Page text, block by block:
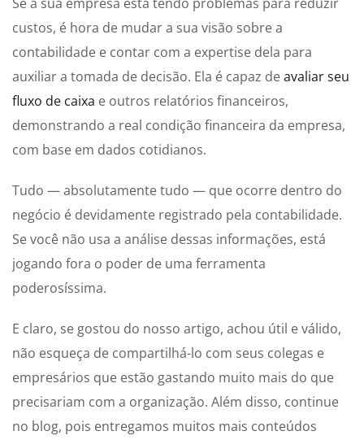
custos, é hora de mudar a sua visão sobre a
contabilidade e contar com a expertise dela para
auxiliar a tomada de decisão. Ela é capaz deavaliar seu
fluxo de caixa e outros relatórios financeiros,
demonstrando a real condição financeira da empresa,
com base em dados cotidianos.
Tudo — absolutamente tudo — que ocorre dentro do
negócio é devidamente registrado pela contabilidade.
Se você não usa a análise dessas informações, está
jogando fora o poder de uma ferramenta
poderosíssima.
E claro, se gostou do nosso artigo, achou útil e válido,
não esqueça de compartilhá-lo com seus colegas e
empresários que estão gastando muito mais do que
precisariam com a organização. Além disso, continue
no blog, pois entregamos muitos mais conteúdos